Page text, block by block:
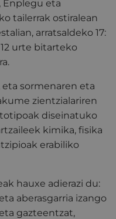
Enplegu eta
tailerrak ostiralean
arratsaldeko 17:
urte bitarteko
sormenaren eta
zientzialariren
diseinatuko
kimika, fisika
erabiliko
hauxe adierazi du:
aberasgarria izango
gazteentzat,